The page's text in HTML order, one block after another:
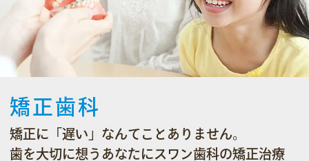
矯正歯科
矯正に「遅い」なんてことありません。
歯を大切に想うあなたにスワン歯科の矯正治療